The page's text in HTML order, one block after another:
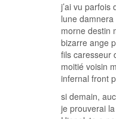
j’ai vu parfois
lune
morne destin
bizarre ange
fils caresseur
moitié voisin
infernal front
si demain,
je prouverai